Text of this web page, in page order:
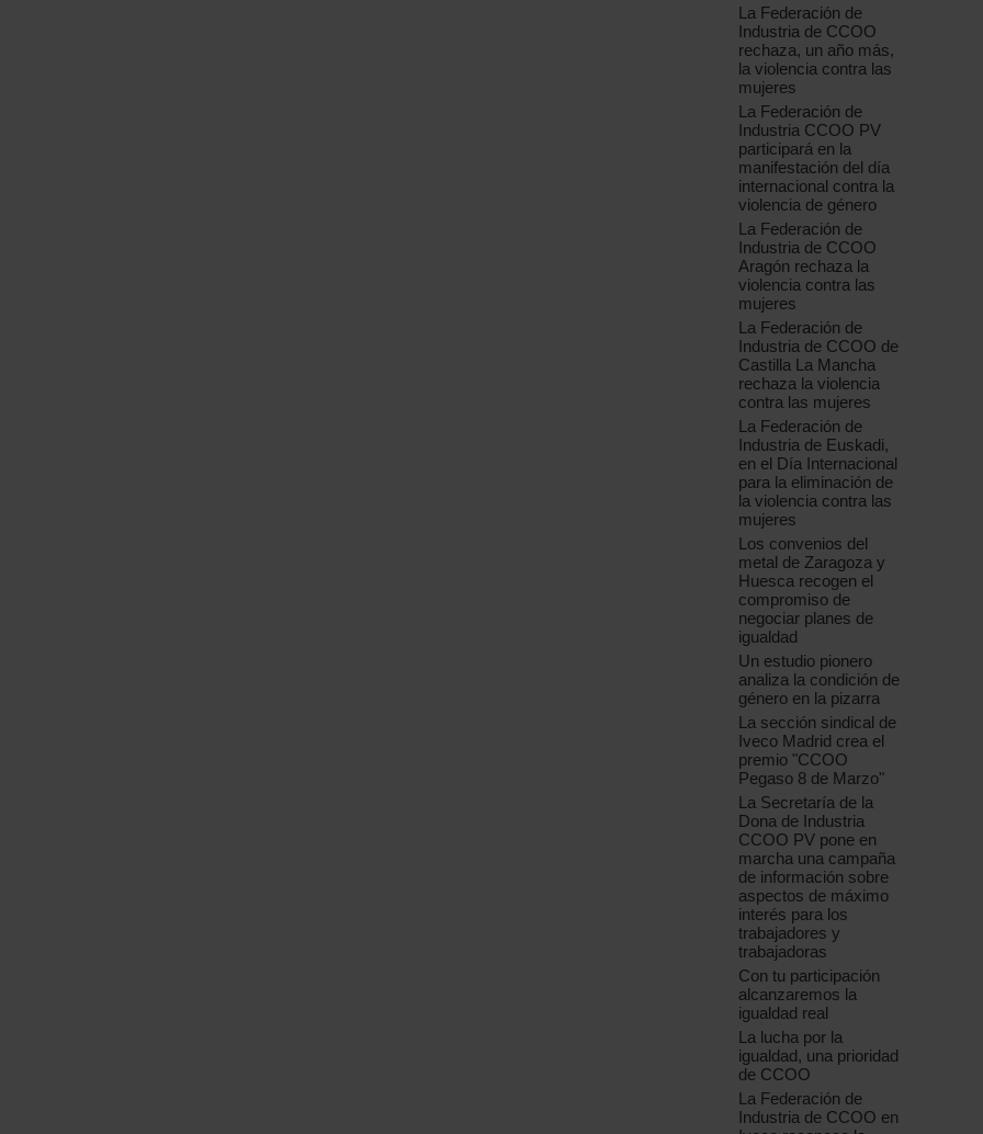
La Federación de
Industria de CCOO
rechaza, un año más,
la violencia contra las
mujeres
La Federación de
Industria CCOO PV
participará en la
manifestación del día
internacional contra la
violencia de género
La Federación de
Industria de CCOO
Aragón rechaza la
violencia contra las
mujeres
La Federación de
Industria de CCOO de
Castilla La Mancha
rechaza la violencia
contra las mujeres
La Federación de
Industria de Euskadi,
en el Día Internacional
para la eliminación de
la violencia contra las
mujeres
Los convenios del
metal de Zaragoza y
Huesca recogen el
compromiso de
negociar planes de
igualdad
Un estudio pionero
analiza la condición de
género en la pizarra
La sección sindical de
Iveco Madrid crea el
premio "CCOO
Pegaso 8 de Marzo"
La Secretaría de la
Dona de Industria
CCOO PV pone en
marcha una campaña
de información sobre
aspectos de máximo
interés para los
trabajadores y
trabajadoras
Con tu participación
alcanzaremos la
igualdad real
La lucha por la
igualdad, una prioridad
de CCOO
La Federación de
Industria de CCOO en